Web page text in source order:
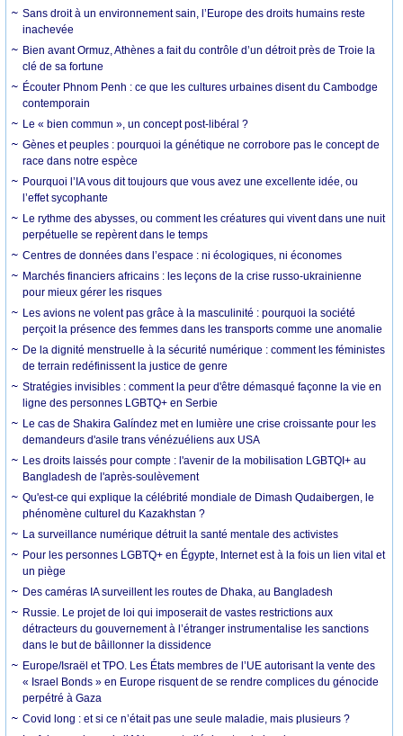
Sans droit à un environnement sain, l’Europe des droits humains reste
inachevée
Bien avant Ormuz, Athènes a fait du contrôle d’un détroit près de Troie la
clé de sa fortune
Écouter Phnom Penh : ce que les cultures urbaines disent du Cambodge
contemporain
Le « bien commun », un concept post-libéral ?
Gènes et peuples : pourquoi la génétique ne corrobore pas le concept de
race dans notre espèce
Pourquoi l’IA vous dit toujours que vous avez une excellente idée, ou
l’effet sycophante
Le rythme des abysses, ou comment les créatures qui vivent dans une nuit
perpétuelle se repèrent dans le temps
Centres de données dans l’espace : ni écologiques, ni économes
Marchés financiers africains : les leçons de la crise russo-ukrainienne
pour mieux gérer les risques
Les avions ne volent pas grâce à la masculinité : pourquoi la société
perçoit la présence des femmes dans les transports comme une anomalie
De la dignité menstruelle à la sécurité numérique : comment les féministes
de terrain redéfinissent la justice de genre
Stratégies invisibles : comment la peur d'être démasqué façonne la vie en
ligne des personnes LGBTQ+ en Serbie
Le cas de Shakira Galíndez met en lumière une crise croissante pour les
demandeurs d'asile trans vénézuéliens aux USA
Les droits laissés pour compte : l'avenir de la mobilisation LGBTQI+ au
Bangladesh de l'après-soulèvement
Qu'est-ce qui explique la célébrité mondiale de Dimash Qudaibergen, le
phénomène culturel du Kazakhstan ?
La surveillance numérique détruit la santé mentale des activistes
Pour les personnes LGBTQ+ en Égypte, Internet est à la fois un lien vital et
un piège
Des caméras IA surveillent les routes de Dhaka, au Bangladesh
Russie. Le projet de loi qui imposerait de vastes restrictions aux
détracteurs du gouvernement à l’étranger instrumentalise les sanctions
dans le but de bâillonner la dissidence
Europe/Israël et TPO. Les États membres de l’UE autorisant la vente des
« Israel Bonds » en Europe risquent de se rendre complices du génocide
perpétré à Gaza
Covid long : et si ce n’était pas une seule maladie, mais plusieurs ?